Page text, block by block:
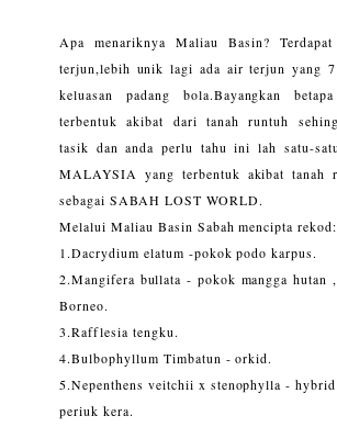
Apa menariknya Maliau Basin?
terjun,lebih unik lagi ada air terjun yang 7
keluasan padang bola.Bayangkan
terbentuk akibat dari tanah runtuh
tasik dan anda perlu tahu ini lah satu-
MALAYSIA yang terbentuk akibat tanah
sebagai SABAH LOST WORLD.
Melalui Maliau Basin Sabah mencipta rekod:
1.Dacrydium elatum -pokok podo karpus.
2.Mangifera bullata - pokok mangga hutan
Borneo.
3.Rafflesia tengku.
4.Bulbophyllum Timbatun - orkid.
5.Nepenthens veitchii x stenophylla - hybrid
periuk kera.